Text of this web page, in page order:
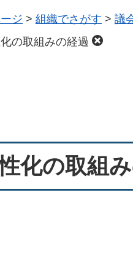
ジ > 組織でさがす > 議
の取組みの経過
化の取組